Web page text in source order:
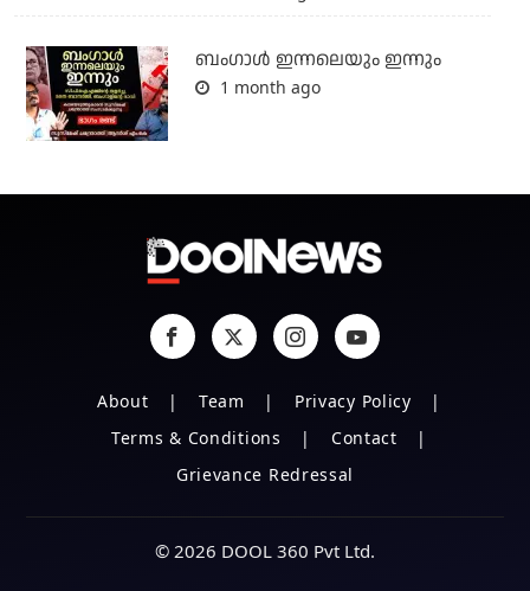
ബംഗാള്‍ ഇന്നലെയും ഇന്നും
1 month ago
About Team
Privacy Policy
Terms & Conditions
Contact
Grievance Redressal
© 2026 DOOL 360 Pvt Ltd.